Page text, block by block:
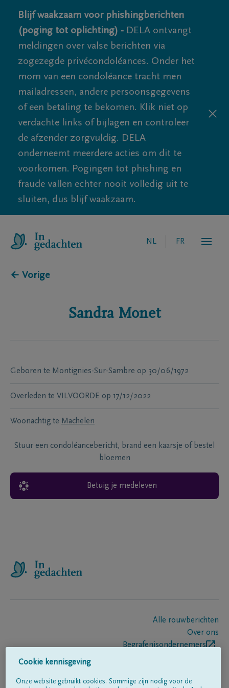
Blijf waakzaam voor phishingberichten
(poging tot oplichting) - DELA ontvangt
meldingen over valse berichten via
zogezegde privécondoléances. Onder het
mom van een condoléance tracht men
mailadressen, andere persoonsgegevens
of een betaling te bekomen. Klik niet op
verdachte links of bijlagen en controleer
de afzender zorgvuldig. DELA
onderneemt meerdere acties om dit te
voorkomen. Pogingen tot phishing en
fraude vallen echter nooit volledig uit te
sluiten, dus blijf waakzaam.
NL FR
← Vorige
Sandra Monet
Geboren te Montignies-Sur-Sambre op 30/06/1972
Overleden te VILVOORDE op 17/12/2022
Woonachtig te Machelen
Stuur een condoléancebericht, brand een kaarsje of bestel
bloemen
Betuig je medeleven
Alle rouwberichten
Over ons
Begrafenisondernemers
Cookie kennisgeving
Onze website gebruikt cookies. Sommige zijn nodig voor de